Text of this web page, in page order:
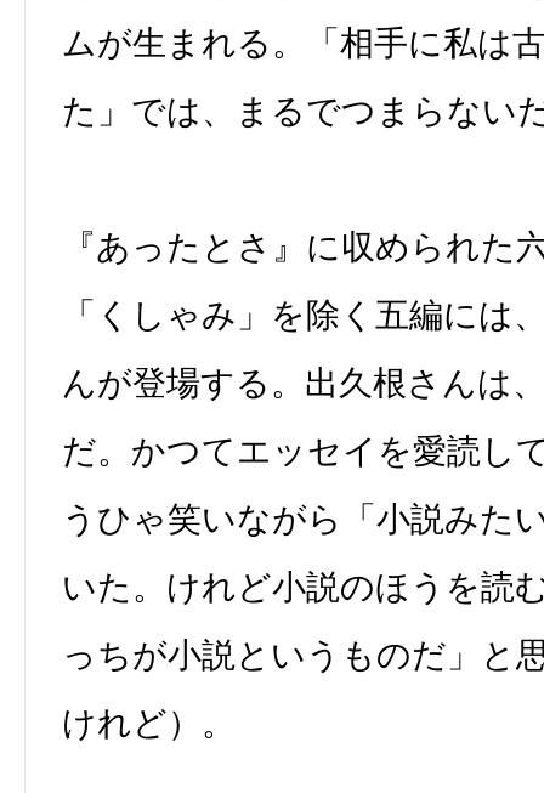
ムが生まれる。「相手に私は
た」では、まるでつまらない
『あったとさ』に収められた
「くしゃみ」を除く五編には
んが登場する。出久根さんは
だ。かつてエッセイを愛読し
うひゃ笑いながら「小説みた
いた。けれど小説のほうを読
っちが小説というものだ」と
けれど）。